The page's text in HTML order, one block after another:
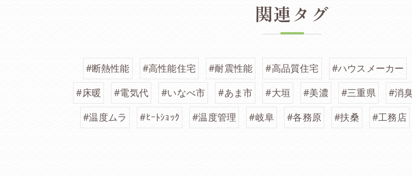
関連タグ
#断熱性能 #高性能住宅 #耐震性能 #高品質住宅 #ハウスメーカー
#床暖
#電気代 #いなべ市 #あま市 #大垣 #美濃 #三重県 #消
#温度ムラ
#ﾋｰﾄｼｮｯｸ #温度管理 #岐阜 #各務原 #扶桑 #工務店